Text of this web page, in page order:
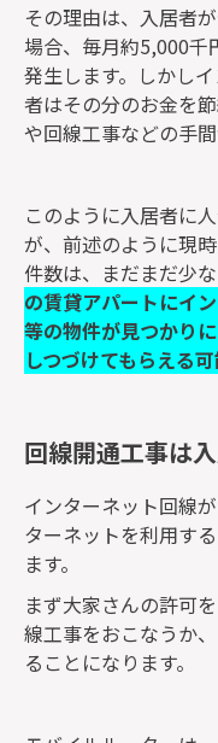
その理由は、入居者
場合、毎月約5,000千
発生します。しかし
者はその分のお金を
や回線工事などの手間
このように入居者に
が、前述のように現
件数は、まだまだ少
の賃貸アパートにイ
等の物件が見つかり
しつづけてもらえる
回線開通工事は
インターネット回線
ターネットを利用す
ます。
まず大家さんの許可
線工事をおこなうか
ることになります。